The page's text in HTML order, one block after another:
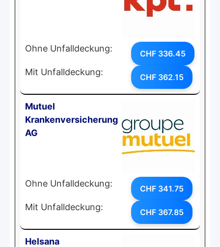
Ohne Unfalldeckung: CHF 336.45
Mit Unfalldeckung: CHF 362.15
Mutuel
Krankenversicherung
AG
Ohne Unfalldeckung: CHF 341.75
Mit Unfalldeckung: CHF 367.85
Helsana